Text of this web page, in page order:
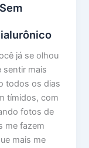
já se olhou
sentir mais
todos os dias
tímidos, com
fotos de
me fazem
mais me